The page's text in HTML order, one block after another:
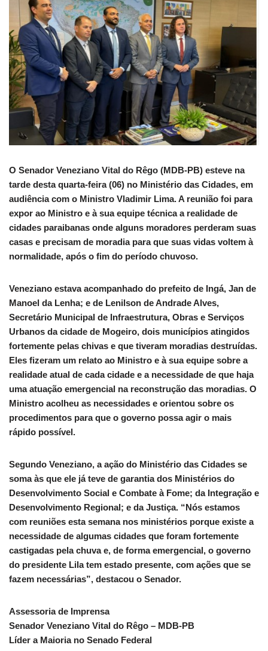
O Senador Veneziano Vital do Rêgo (MDB-PB) esteve na
tarde desta quarta-feira (06) no Ministério das Cidades, em
audiência com o Ministro Vladimir Lima. A reunião foi para
expor ao Ministro e à sua equipe técnica a realidade de
cidades paraibanas onde alguns moradores perderam suas
casas e precisam de moradia para que suas vidas voltem à
normalidade, após o fim do período chuvoso.
Veneziano estava acompanhado do prefeito de Ingá, Jan de
Manoel da Lenha; e de Lenilson de Andrade Alves,
Secretário Municipal de Infraestrutura, Obras e Serviços
Urbanos da cidade de Mogeiro, dois municípios atingidos
fortemente pelas chivas e que tiveram moradias destruídas.
Eles fizeram um relato ao Ministro e à sua equipe sobre a
realidade atual de cada cidade e a necessidade de que haja
uma atuação emergencial na reconstrução das moradias. O
Ministro acolheu as necessidades e orientou sobre os
procedimentos para que o governo possa agir o mais
rápido possível.
Segundo Veneziano, a ação do Ministério das Cidades se
soma às que ele já teve de garantia dos Ministérios do
Desenvolvimento Social e Combate à Fome; da Integração e
Desenvolvimento Regional; e da Justiça. “Nós estamos
com reuniões esta semana nos ministérios porque existe a
necessidade de algumas cidades que foram fortemente
castigadas pela chuva e, de forma emergencial, o governo
do presidente Lila tem estado presente, com ações que se
fazem necessárias”, destacou o Senador.
Assessoria de Imprensa
Senador Veneziano Vital do Rêgo – MDB-PB
Líder a Maioria no Senado Federal